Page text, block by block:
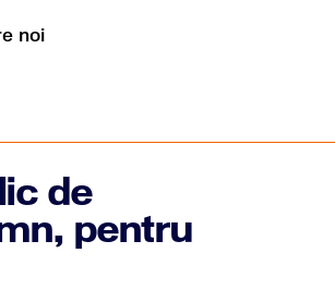
noi
de
pentru